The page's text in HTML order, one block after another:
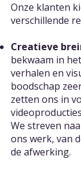
Onze klanten
verschillende
Creatieve
bekwaam in
verhalen en
boodschap
zetten ons in
We streven
ons werk, van
de afwerking.